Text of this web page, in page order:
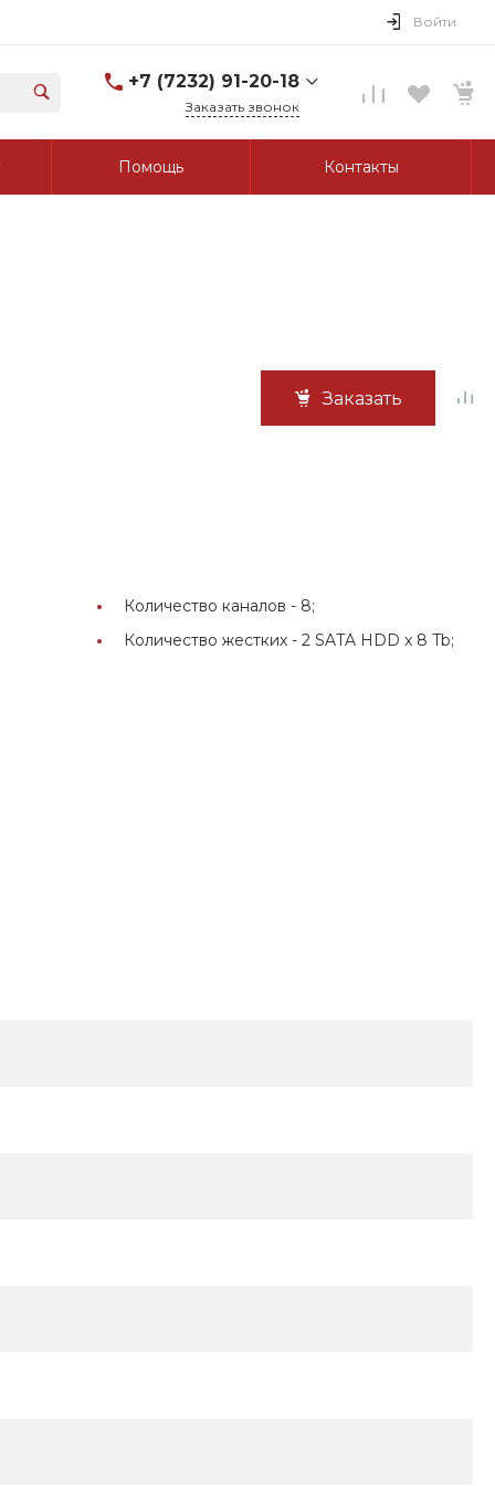
Войти
+7 (7232) 91-20-18
г. Усть-Каменогорск, ул.
Заказать звонок
Помощь Контакты
Заказать
Количество каналов - 8;
Количество жестких -2 SATA HDD x 8 Tb;